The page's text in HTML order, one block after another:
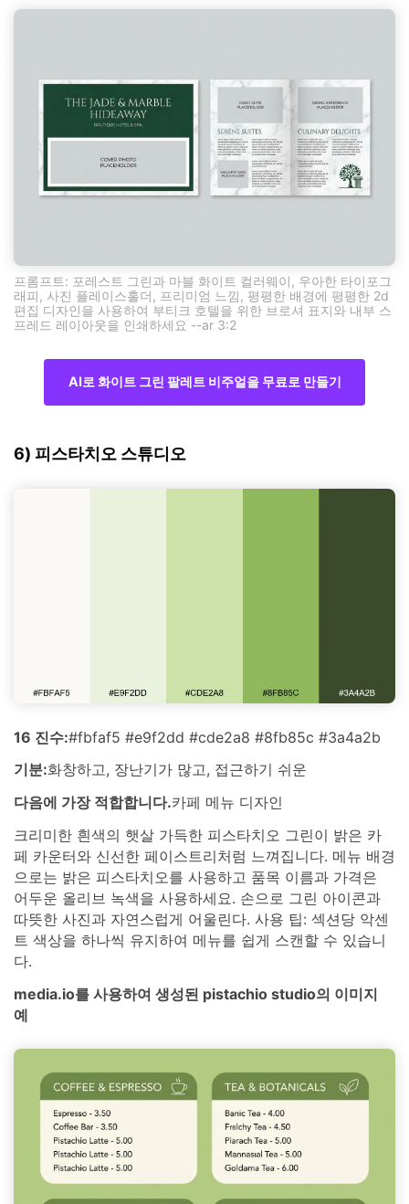
프롬프트: 포레스트 그린과 마블 화이트 컬러웨이, 우아한 타이포그
래피, 사진 플레이스홀더, 프리미엄 느낌, 평평한 배경에 평평한 2d
편집 디자인을 사용하여 부티크 호텔을 위한 브로셔 표지와 내부 스
프레드 레이아웃을 인쇄하세요 --ar 3:2
AI로 화이트 그린 팔레트 비주얼을 무료로 만들기
6) 피스타치오 스튜디오
16 진수:#fbfaf5 #e9f2dd #cde2a8 #8fb85c #3a4a2b
기분:화창하고, 장난기가 많고, 접근하기 쉬운
다음에 가장 적합합니다.카페 메뉴 디자인
크리미한 흰색의 햇살 가득한 피스타치오 그린이 밝은 카
페 카운터와 신선한 페이스트리처럼 느껴집니다. 메뉴 배경
으로는 밝은 피스타치오를 사용하고 품목 이름과 가격은
어두운 올리브 녹색을 사용하세요. 손으로 그린 아이콘과
따뜻한 사진과 자연스럽게 어울린다. 사용 팁: 섹션당 악센
트 색상을 하나씩 유지하여 메뉴를 쉽게 스캔할 수 있습니
다.
media.io를 사용하여 생성된 pistachio studio의 이미지
예